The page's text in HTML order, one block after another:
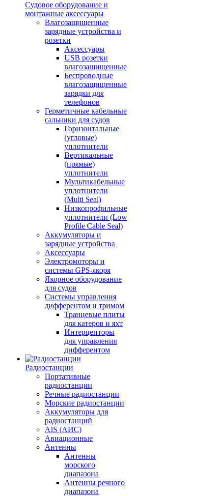
Судовое оборудование и
монтажные аксессуары
Влагозащищенные
зарядные устройства и
розетки
Аксессуары
USB розетки
влагозащищенные
Беспроводные
влагозащищенные
зарядки для
телефонов
Герметичные кабельные
сальники для судов
Горизонтальные
(угловые)
уплотнители
Вертикальные
(прямые)
уплотнители
Мультикабельные
уплотнители
(Multi Seal)
Низкопрофильные
уплотнители (Low
Profile Cable Seal)
Аккумуляторы и
зарядные устройства
Аксессуары
Электромоторы и
системы GPS-якоря
Якорное оборудование
для судов
Системы управления
дифферентом и тримом
Транцевые плиты
для катеров и яхт
Интерцепторы
для управления
дифферентом
Радиостанции
Портативные
радиостанции
Речные радиостанции
Морские радиостанции
Аккумуляторы для
радиостанций
AIS (АИС)
Авиационные
Антенны
Антенны
морского
диапазона
Антенны речного
диапазона